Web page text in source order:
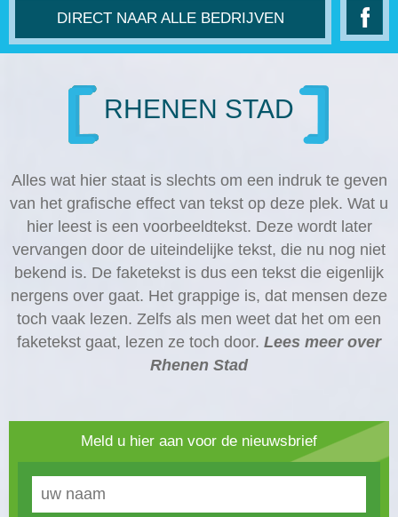
DIRECT NAAR ALLE BEDRIJVEN
RHENEN STAD
Alles wat hier staat is slechts om een indruk te geven
van het grafische effect van tekst op deze plek. Wat u
hier leest is een voorbeeldtekst. Deze wordt later
vervangen door de uiteindelijke tekst, die nu nog niet
bekend is. De faketekst is dus een tekst die eigenlijk
nergens over gaat. Het grappige is, dat mensen deze
toch vaak lezen. Zelfs als men weet dat het om een
faketekst gaat, lezen ze toch door. Lees meer over
Rhenen Stad
Meld u hier aan voor de nieuwsbrief